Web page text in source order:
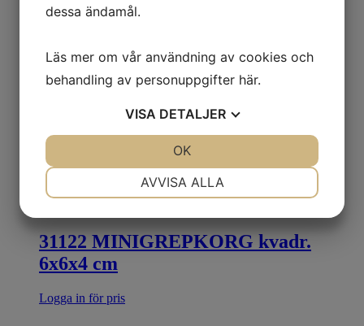
31122 MINIGREPKORG kvadr.
6x6x4 cm
Logga in för pris
dessa ändamål.
Läs mer om vår användning av cookies och
behandling av personuppgifter här.
VISA DETALJER
MARKNADSFÖRING STATISTIK
AVVISA ALLA
OK